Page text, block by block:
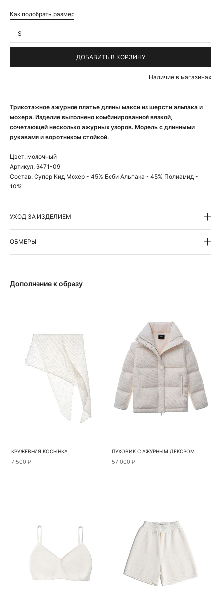
Трикотажное ажурное платье длины макси из шерсти альпака и
мохера. Изделие выполнено комбинированной вязкой,
сочетающей несколько ажурных узоров. Модель с длинными
рукавами и воротником стойкой.
Цвет: молочный
Артикул: 6471-09
Состав: Супер Кид Мохер - 45% Беби Альпака - 45% Полиамид -
10%
УХОД ЗА ИЗДЕЛИЕМ
ОБМЕРЫ
Как подобрать размер
S
ДОБАВИТЬ В КОРЗИНУ
Наличие в магазинах
Дополнение к образу
КРУЖЕВНАЯ КОСЫНКА
7 500 ₽
ПУХОВИК С АЖУРНЫМ ДЕКОРОМ
57 000 ₽